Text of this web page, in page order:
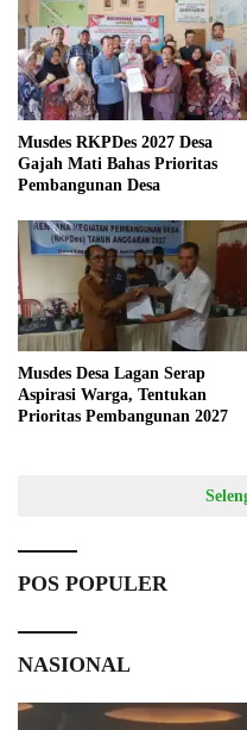
Musdes RKPDes 2027 Desa
Gajah Mati Bahas Prioritas
Pembangunan Desa
Musdes Desa Lagan Serap
Aspirasi Warga, Tentukan
Prioritas Pembangunan 2027
POS POPULER
NASIONAL